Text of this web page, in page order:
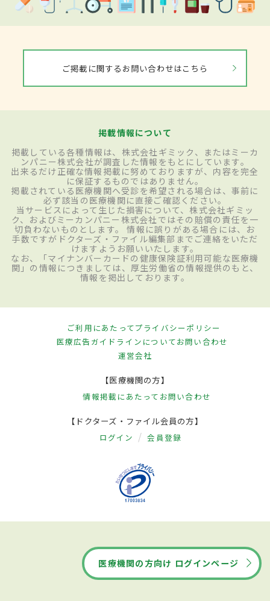
ご掲載に関するお問い合わせはこちら
掲載情報について
掲載している各種情報は、株式会社ギミック、またはミーカ
ンパニー株式会社が調査した情報をもとにしています。
出来るだけ正確な情報掲載に努めておりますが、内容を完全
に保証するものではありません。
掲載されている医療機関へ受診を希望される場合は、事前に
必ず該当の医療機関に直接ご確認ください。
当サービスによって生じた損害について、株式会社ギミッ
ク、およびミーカンパニー株式会社ではその賠償の責任を一
切負わないものとします。 情報に誤りがある場合には、お
手数ですがドクターズ・ファイル編集部までご連絡をいただ
けますようお願いいたします。
なお、「マイナンバーカードの健康保険証利用可能な医療機
関」の情報につきましては、厚生労働省の情報提供のもと、
情報を掲出しております。
ご利用にあたってプライバシーポリシー
医療広告ガイドラインについてお問い合わせ
運営会社
【医療機関の方】
情報掲載にあたって お問い合わせ
【ドクターズ・ファイル会員の方】
ログイン 会員登録
医療機関の方向け ログインページ